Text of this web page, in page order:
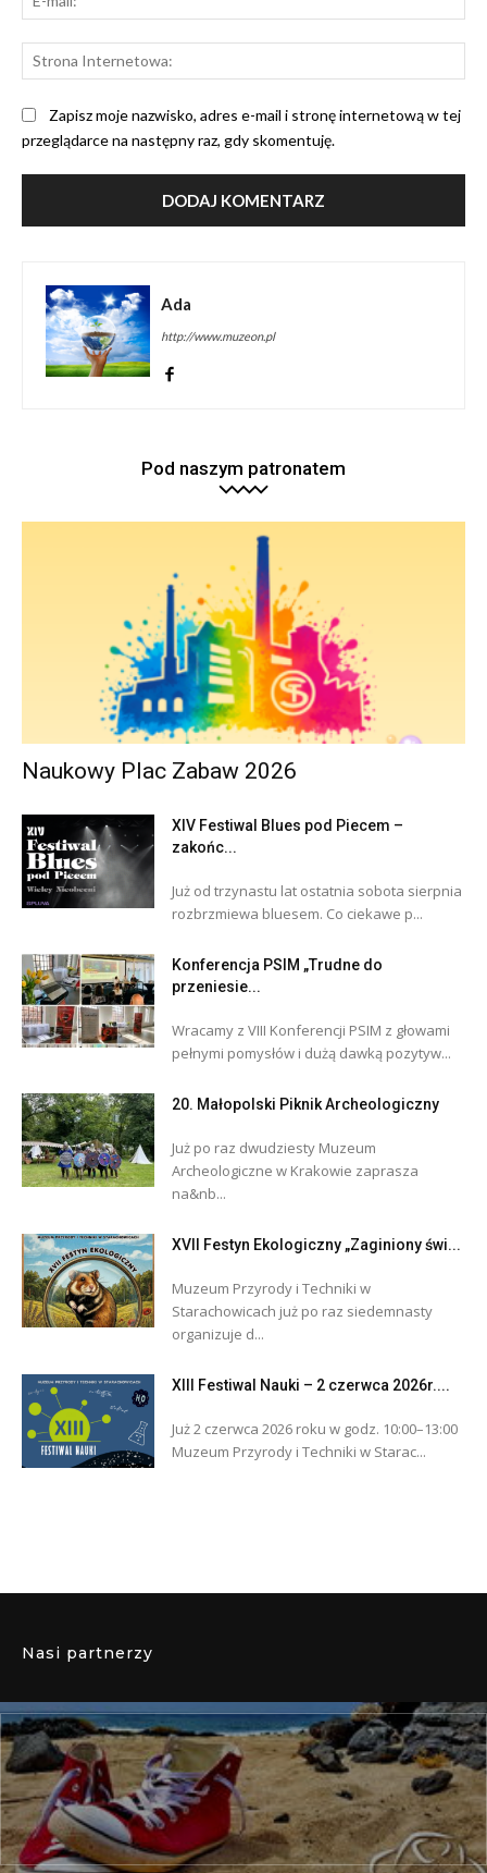
Zapisz moje nazwisko, adres e-mail i stronę internetową w tej
przeglądarce na następny raz, gdy skomentuję.
Ada
http://www.muzeon.pl
Pod naszym patronatem
Naukowy Plac Zabaw 2026
XIV Festiwal Blues pod Piecem –
zakońc...
Już od trzynastu lat ostatnia sobota sierpnia
rozbrzmiewa bluesem. Co ciekawe p...
Konferencja PSIM „Trudne do
przeniesie...
Wracamy z VIII Konferencji PSIM z głowami
pełnymi pomysłów i dużą dawką pozytyw...
20. Małopolski Piknik Archeologiczny
Już po raz dwudziesty Muzeum
Archeologiczne w Krakowie zaprasza
na&nb...
XVII Festyn Ekologiczny „Zaginiony świ...
Muzeum Przyrody i Techniki w
Starachowicach już po raz siedemnasty
organizuje d...
XIII Festiwal Nauki – 2 czerwca 2026r....
Już 2 czerwca 2026 roku w godz. 10:00–13:00
Muzeum Przyrody i Techniki w Starac...
Nasi partnerzy